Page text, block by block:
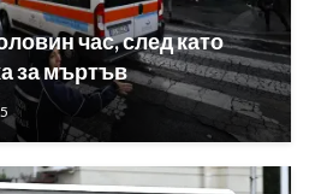
час, след като
за мъртъв